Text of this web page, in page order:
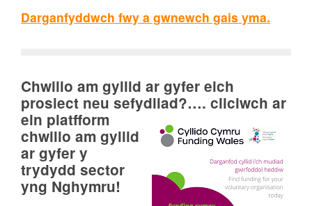
Darganfyddwch fwy a gwnewch gais yma.
Chwilio am gyllid ar gyfer eich
prosiect neu sefydliad?…. cliciwch ar
ein platfform
chwilio am gyllid
ar gyfer y
trydydd sector
yng Nghymru!